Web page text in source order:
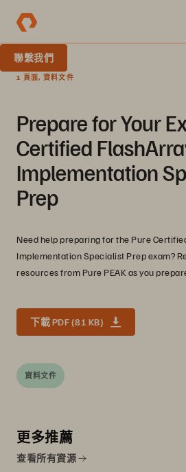
聯繫我們
1 頁面, 資料文件
Prepare for Your
Certified
Implementation
Prep
Need help preparing for the Pure
Implementation Specialist Prep exam?
resources from Pure PEAK as you
下載 PDF (81 KB)
資料文件
更多推薦
查看所有資源